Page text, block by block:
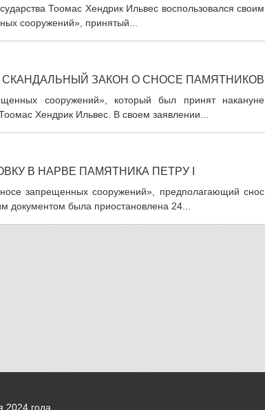
Тоомас Хендрик Ильвес воспользовался своим
сооружений», принятый...
ЗАКОН О СНОСЕ ПАМЯТНИКОВ
сооружений», который был принят накануне
Хендрик Ильвес. В своем заявлении...
В НАРВЕ ПАМЯТНИКА ПЕТРУ I
запрещенных сооружений», предполагающий снос
документом была приостановлена 24...
года.